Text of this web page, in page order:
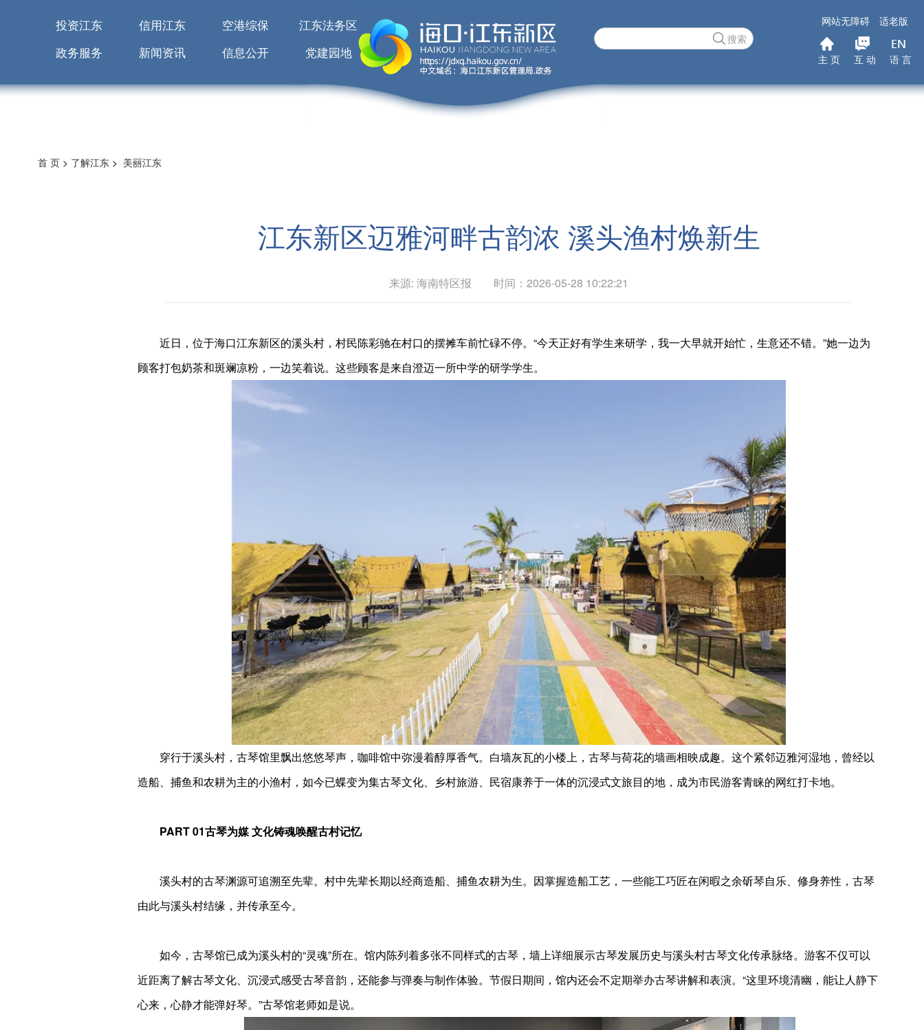
投资江东 信用江东 空港综保
江东法务区
政务服务
新闻资讯 信息公开 党建园地
搜索
网站无障碍 适老版
主 页 互 动 语 言
首 页 > 了解江东 > 美丽江东
江东新区迈雅河畔古韵浓 溪头渔村焕新生
来源: 海南特区报 时间：2026-05-28 10:22:21
近日，位于海口江东新区的溪头村，村民陈彩驰在村口的摆摊车前忙碌不停。“今天正好有学生来研学，我一大早就开始忙，生意还不错。”她一边为
顾客打包奶茶和斑斓凉粉，一边笑着说。这些顾客是来自澄迈一所中学的研学学生。
穿行于溪头村，古琴馆里飘出悠悠琴声，咖啡馆中弥漫着醇厚香气。白墙灰瓦的小楼上，古琴与荷花的墙画相映成趣。这个紧邻迈雅河湿地，曾经以
造船、捕鱼和农耕为主的小渔村，如今已蝶变为集古琴文化、乡村旅游、民宿康养于一体的沉浸式文旅目的地，成为市民游客青睐的网红打卡地。
PART 01古琴为媒 文化铸魂唤醒古村记忆
溪头村的古琴渊源可追溯至先辈。村中先辈长期以经商造船、捕鱼农耕为生。因掌握造船工艺，一些能工巧匠在闲暇之余斫琴自乐、修身养性，古琴
由此与溪头村结缘，并传承至今。
如今，古琴馆已成为溪头村的“灵魂”所在。馆内陈列着多张不同样式的古琴，墙上详细展示古琴发展历史与溪头村古琴文化传承脉络。游客不仅可以
近距离了解古琴文化、沉浸式感受古琴音韵，还能参与弹奏与制作体验。节假日期间，馆内还会不定期举办古琴讲解和表演。“这里环境清幽，能让人静下
心来，心静才能弹好琴。”古琴馆老师如是说。